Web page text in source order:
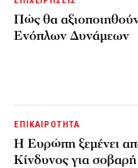
Πώς θα
Ενόπλων Δυνάμεων
ΕΠΙΚΑΙΡΟΤΗΤΑ
H Ευρώπη ξεμένει
Κίνδυνος για